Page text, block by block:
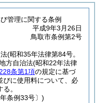
管理に関する条例
平成9年3月26日
鳥取市条例第2号
(昭和35年法律第84号。
方自治法(昭和22年法律
条第1項の規定に基づ
びに使用料について、必
。
条例33号〕)